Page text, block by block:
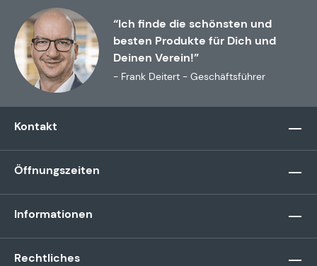
“Ich finde die schönsten und
besten Produkte für Dich und
Deinen Verein!”
- Frank Deitert - Geschäftsführer
Kontakt
Öffnungszeiten
Informationen
Rechtliches